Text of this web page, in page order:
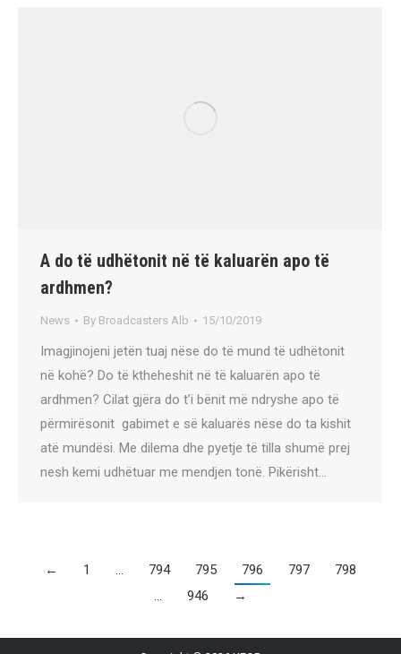
A do të udhëtonit në të kaluarën apo të
ardhmen?
News By Broadcasters Alb 15/10/2019
Imagjinojeni jetën tuaj nëse do të mund të udhëtonit
në kohë? Do të ktheheshit në të kaluarën apo të
ardhmen? Cilat gjëra do t’i bënit më ndryshe apo të
përmirësonit gabimet e së kaluarës nëse do ta kishit
atë mundësi. Me dilema dhe pyetje të tilla shumë prej
nesh kemi udhëtuar me mendjen tonë. Pikërisht…
← 1 … 794 795 796 797
798
…
946 →